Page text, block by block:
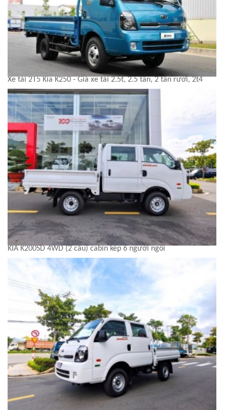
Xe tải 2T5 Kia K250 - Giá xe tải 2.5t, 2.5 tấn, 2 tấn rưỡi, 2t4
KIA K200SD 4WD (2 cầu) cabin kép 6 người ngồi